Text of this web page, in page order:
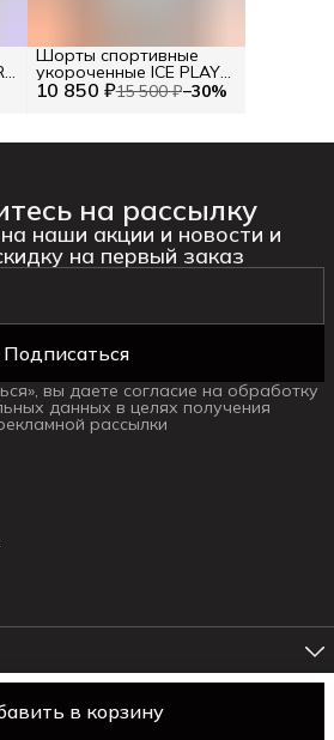
в корзину
10 850 ₽15 500 ₽−30%
Шорты спортивные
укороченные ICE PLAY
RU 42 / EU 36 / XS
на рассылку
наши акции и новости и
на первый заказ
Подписаться
вы даете согласие на обработку
данных в целях получения
рассылки
Правила возврата